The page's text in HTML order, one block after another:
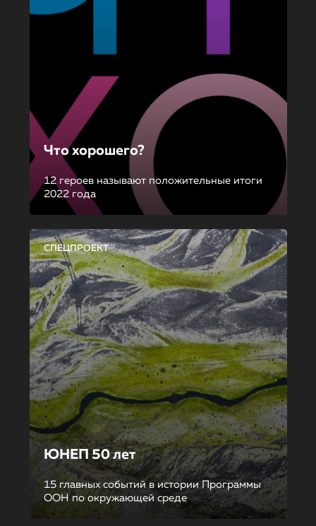
Что хорошего?
12 героев называют положительные итоги
2022 года
СПЕЦПРОЕКТ
ЮНЕП 50 лет
15 главных событий в истории Программы
ООН по окружающей среде